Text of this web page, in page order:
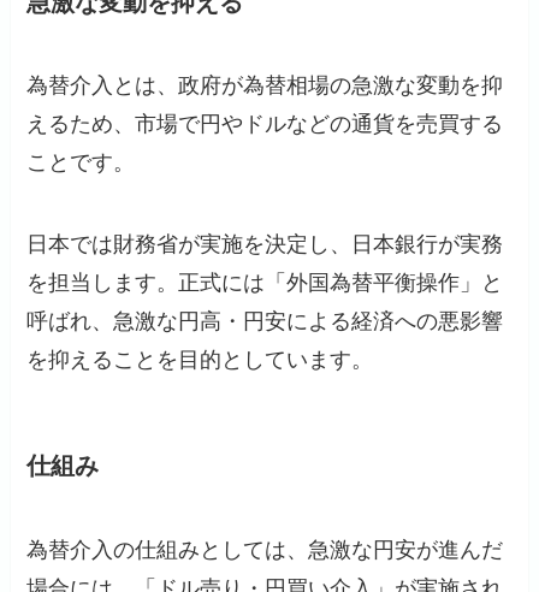
為替介入とは、政府が為替相場の急激な変動を抑
えるため、市場で円やドルなどの通貨を売買する
ことです。
日本では財務省が実施を決定し、日本銀行が実務
を担当します。正式には「外国為替平衡操作」と
呼ばれ、急激な円高・円安による経済への悪影響
を抑えることを目的としています。
仕組み
為替介入の仕組みとしては、急激な円安が進んだ